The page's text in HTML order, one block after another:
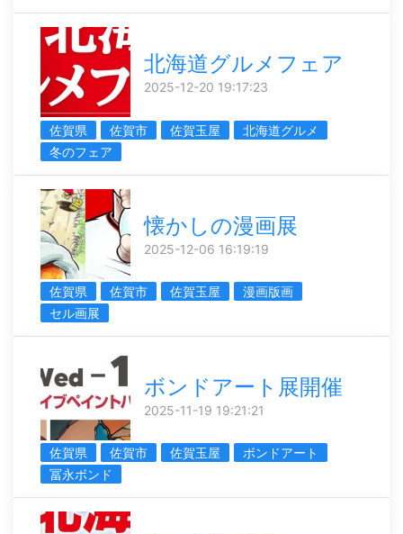
北海道グルメフェア
2025-12-20 19:17:23
佐賀県 佐賀市 佐賀玉屋
北海道グルメ
冬のフェア
懐かしの漫画展
2025-12-06 16:19:19
佐賀県 佐賀市 佐賀玉屋
漫画版画
セル画展
ボンドアート展開催
2025-11-19 19:21:21
佐賀県 佐賀市 佐賀玉屋
ボンドアート
冨永ボンド